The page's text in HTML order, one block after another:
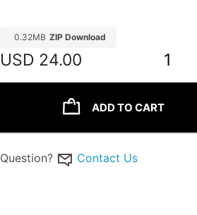
0.32MB ZIP Download
USD 24.00 1
ADD TO CART
Question? Contact Us